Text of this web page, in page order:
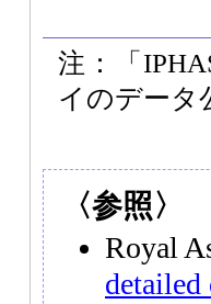
注：「
イのデータ
〈参照〉
Royal